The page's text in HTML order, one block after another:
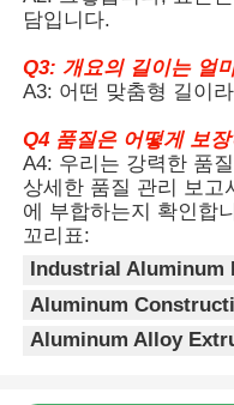
알루미늄 윈도우 프
알루미늄 도어 프로
산업용 알루미늄 압
알루미늄 프로필 액
담입니다.
Q3: 개요의 길이는 얼
A3: 어떤 맞춤형 길이
Q4 품질은 어떻게 보
A4: 우리는 강력한 품
상세한 품질 관리 보고
에 부합하는지 확인합
꼬리표:
Industrial Aluminum
Aluminum
Aluminum Alloy